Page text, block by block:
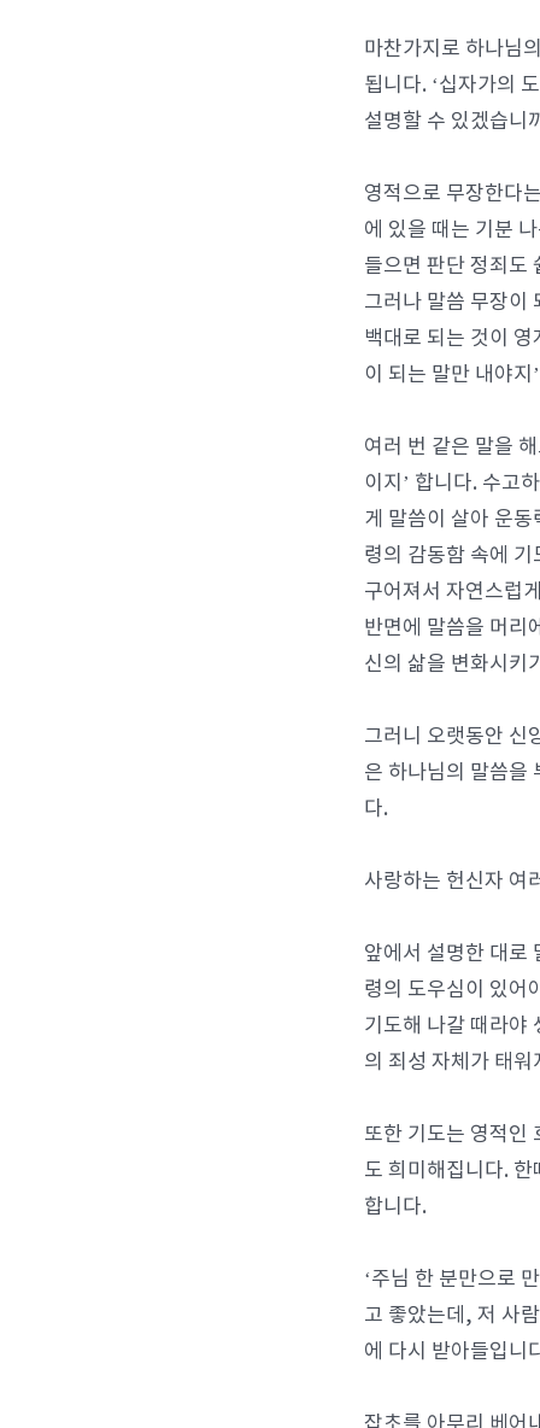
마찬가지로 하나님
됩니다. ‘십자가의
설명할 수 있겠습니
영적으로 무장한다
에 있을 때는 기분
들으면 판단 정죄도
그러나 말씀 무장이
백대로 되는 것이
이 되는 말만 내야
여러 번 같은 말을
이지’ 합니다. 수고
게 말씀이 살아 운
령의 감동함 속에
구어져서 자연스럽
반면에 말씀을 머리
신의 삶을 변화시키
그러니 오랫동안 신
은 하나님의 말씀을
다.
사랑하는 헌신자 여
앞에서 설명한 대로
령의 도우심이 있어
기도해 나갈 때라야
의 죄성 자체가 태
또한 기도는 영적인
도 희미해집니다.
합니다.
‘주님 한 분만으로
고 좋았는데, 저 사
에 다시 받아들입니